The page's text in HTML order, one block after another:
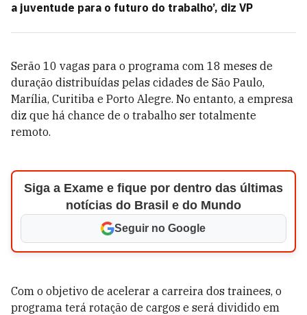
a juventude para o futuro do trabalho’, diz VP
Serão 10 vagas para o programa com 18 meses de
duração distribuídas pelas cidades de São Paulo,
Marília, Curitiba e Porto Alegre. No entanto, a empresa
diz que há chance de o trabalho ser totalmente
remoto.
Siga a Exame e fique por dentro das últimas
notícias do Brasil e do Mundo
Seguir no Google
Com o objetivo de acelerar a carreira dos trainees, o
programa terá rotação de cargos e será dividido em